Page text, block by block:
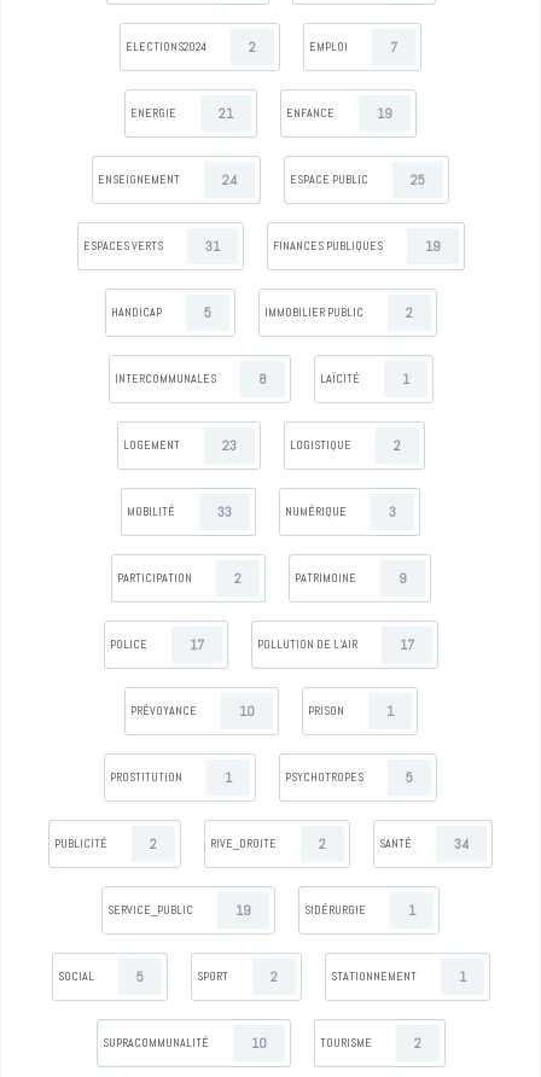
ELECTIONS2024 2 EMPLOI 7
ENERGIE 21 ENFANCE 19
ENSEIGNEMENT 24 ESPACE PUBLIC 25
ESPACES VERTS 31 FINANCES PUBLIQUES 19
HANDICAP 5 IMMOBILIER PUBLIC 2
INTERCOMMUNALES 8 LAÏCITÉ 1
LOGEMENT 23 LOGISTIQUE 2
MOBILITÉ 33 NUMÉRIQUE 3
PARTICIPATION 2 PATRIMOINE 9
POLICE 17 POLLUTION DE L’AIR 17
PRÉVOYANCE 10 PRISON 1
PROSTITUTION 1 PSYCHOTROPES 5
PUBLICITÉ 2 RIVE_DROITE 2 SANTÉ 34
SERVICE_PUBLIC 19 SIDÉRURGIE 1
SOCIAL 5 SPORT 2 STATIONNEMENT 1
SUPRACOMMUNALITÉ 10 TOURISME 2